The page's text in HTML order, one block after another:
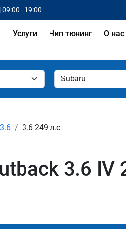
09:00 - 19:00
Услуги Чип тюнинг О нас
3.6 3.6 249 л.с
3.6 IV